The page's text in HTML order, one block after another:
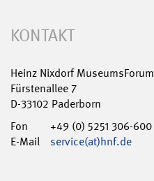
KONTAKT
Heinz Nixdorf MuseumsForum
Fürstenallee 7
D-33102 Paderborn
Fon
+49 (0) 5251 306-600
E-Mail
service(at)hnf.de